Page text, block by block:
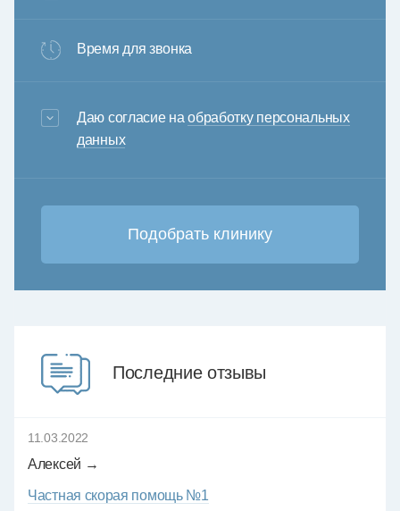
Время для звонка
3+6=
Даю согласие наобработку персональных
данных
Последние отзывы
11.03.2022
Алексей →
Частная скорая помощь №1